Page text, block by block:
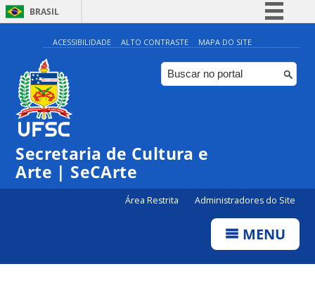
BRASIL
Simplifique!
Comunica BR
Participe
ACESSIBILIDADE ALTO CONTRASTE MAPA DO SITE
Secretaria de Cultura e
Arte | SeCArte
Área Restrita Administradores do Site
MENU
0:00
1:00